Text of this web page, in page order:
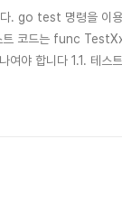
. go test 명령을 이
트 코드는 func
합니다 1.1. 테스